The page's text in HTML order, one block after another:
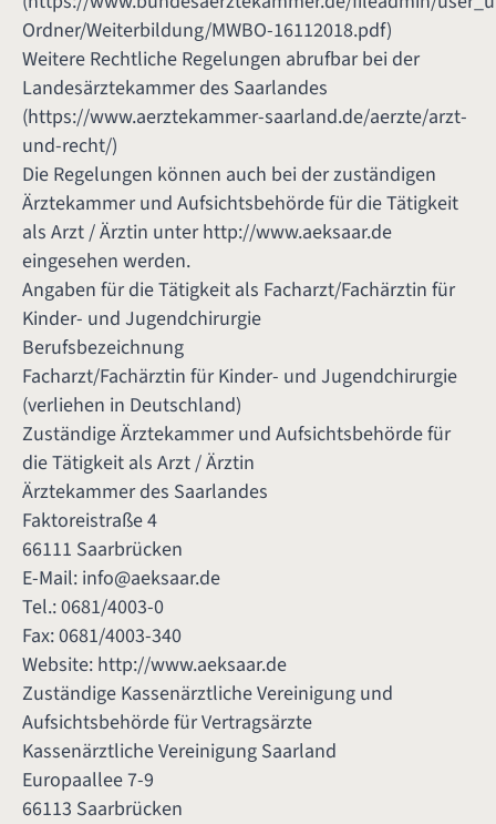
Ordner/Weiterbildung/MWBO-16112018.pdf)
Weitere Rechtliche Regelungen abrufbar bei der
Landesärztekammer des Saarlandes
(https://www.aerztekammer-saarland.de/aerzte/arzt-
und-recht/)
Die Regelungen können auch bei der zuständigen
Ärztekammer und Aufsichtsbehörde für die Tätigkeit
als Arzt / Ärztin unterhttp://www.aeksaar.de
eingesehen werden.
Angaben für die Tätigkeit als Facharzt/Fachärztin für
Kinder- und Jugendchirurgie
Berufsbezeichnung
Facharzt/Fachärztin für Kinder- und Jugendchirurgie
(verliehen in Deutschland)
Zuständige Ärztekammer und Aufsichtsbehörde für
die Tätigkeit als Arzt / Ärztin
Ärztekammer des Saarlandes
Faktoreistraße 4
66111 Saarbrücken
E-Mail: info@aeksaar.de
Tel.: 0681/4003-0
Fax: 0681/4003-340
Website: http://www.aeksaar.de
Zuständige Kassenärztliche Vereinigung und
Aufsichtsbehörde für Vertragsärzte
Kassenärztliche Vereinigung Saarland
Europaallee 7-9
66113 Saarbrücken